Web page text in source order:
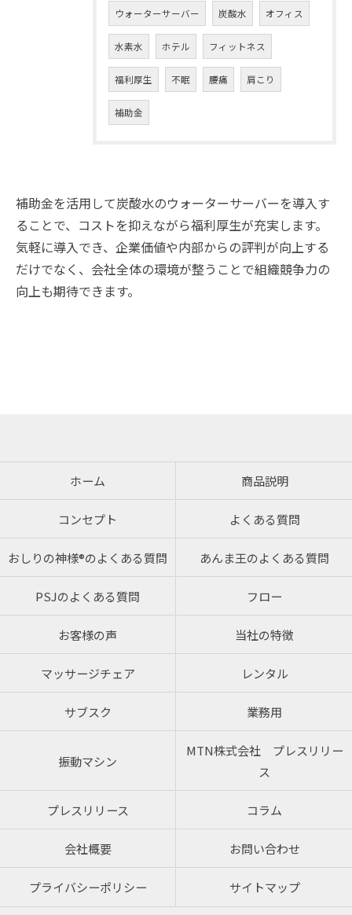
ウォーターサーバー 炭酸水 オフィス
水素水 ホテル フィットネス
福利厚生 不眠 腰痛 肩こり
補助金
補助金を活用して炭酸水のウォーターサーバーを導入す
ることで、コストを抑えながら福利厚生が充実します。
気軽に導入でき、企業価値や内部からの評判が向上する
だけでなく、会社全体の環境が整うことで組織競争力の
向上も期待できます。
ホーム 商品説明
コンセプト よくある質問
おしりの神様®のよくある質問 あんま王のよくある質問
PSJのよくある質問 フロー
お客様の声 当社の特徴
マッサージチェア レンタル
サブスク 業務用
振動マシン
MTN株式会社 プレスリリー
ス
プレスリリース コラム
会社概要 お問い合わせ
プライバシーポリシー サイトマップ
お問い合わせはこちら